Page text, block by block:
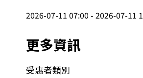
2026-07-11 07:00 - 2026-07-11
更多資訊
受惠者類別